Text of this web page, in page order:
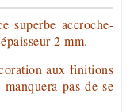
superbe accroche-
2 mm.
aux finitions
pas de se